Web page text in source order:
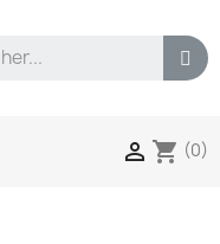
 shopping_cart (0)